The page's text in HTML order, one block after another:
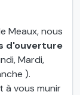
Meaux, nous
d'ouverture
Mardi,
).
à vous munir